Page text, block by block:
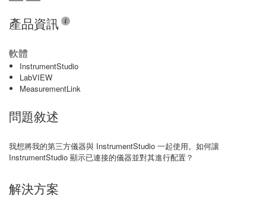
產品資訊
軟體
InstrumentStudio
LabVIEW
MeasurementLink
問題敘述
我想將我的第三方儀器與 InstrumentStudio 一起使用。如何讓
InstrumentStudio 顯示已連接的儀器並對其進行配置？
解決方案